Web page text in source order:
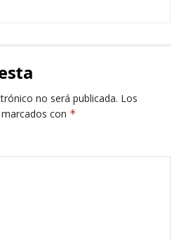
no será publicada. Los
con *